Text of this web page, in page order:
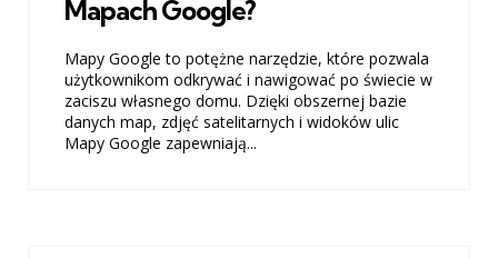
Mapach Google?
Mapy Google to potężne narzędzie, które pozwala
użytkownikom odkrywać i nawigować po świecie w
zaciszu własnego domu. Dzięki obszernej bazie
danych map, zdjęć satelitarnych i widoków ulic
Mapy Google zapewniają...